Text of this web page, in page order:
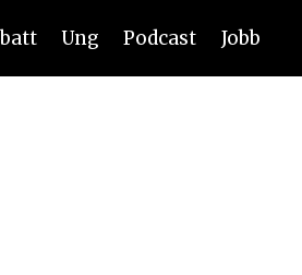
Ung Podcast Jobb